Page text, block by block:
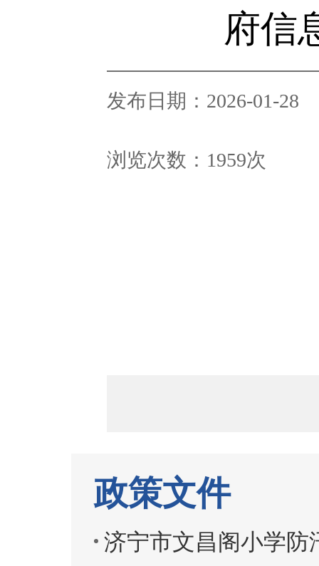
府信
发布日期：2026-01-28
浏览次数： 1959次
政策文件
济宁市文昌阁小学防